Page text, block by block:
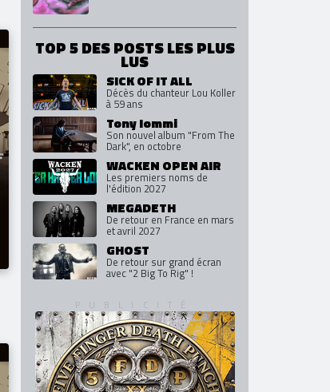
FROM ZERO
LINKIN PARK
TOP 5 DES POSTS LES PLUS
LUS
SICK OF IT ALL
Décès du chanteur Lou Koller
à 59 ans
Tony Iommi
Son nouvel album "From The
Dark", en octobre
WACKEN OPEN AIR
Les premiers noms de
l'édition 2027
MEGADETH
De retour en France en mars
et avril 2027
GHOST
De retour sur grand écran
avec "2 Big To Rig" !